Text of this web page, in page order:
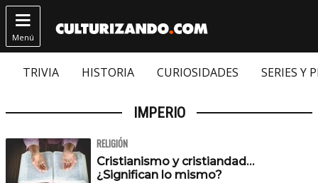

Menú
TRIVIA HISTORIA CURIOSIDADES SERIES Y
IMPERIO
RELIGIÓN
Cristianismo y cristiandad…
¿Significan lo mismo?